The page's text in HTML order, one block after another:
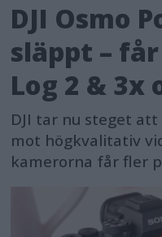
DJI Osmo
släppt –
Log 2 & 3x
DJI tar nu steget
mot högkvalitativ
kamerorna får fler